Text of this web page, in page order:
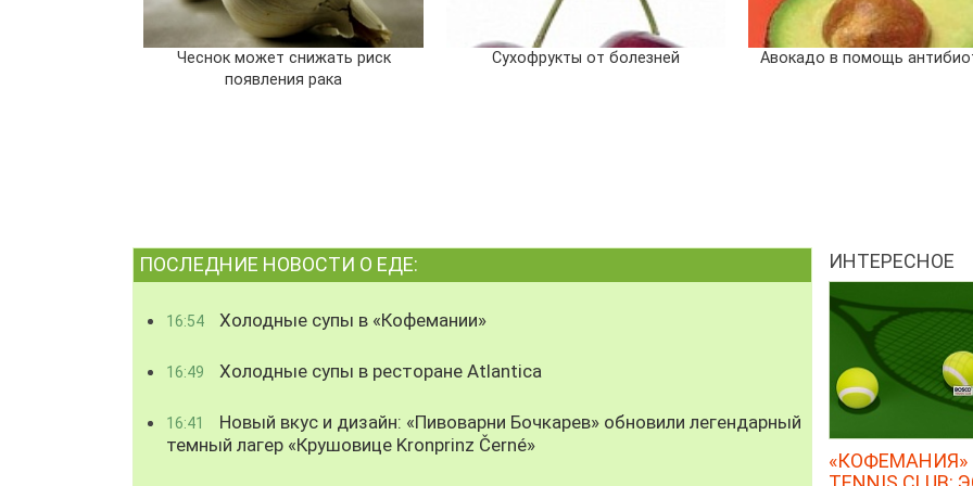
Чеснок может снижать риск
появления рака
Сухофрукты от болезней Авокадо в помощь
ПОСЛЕДНИЕ НОВОСТИ О ЕДЕ:
16:54 Холодные супы в «Кофемании»
16:49 Холодные супы в ресторане Atlantica
16:41
Новый вкус и дизайн: «Пивоварни Бочкарев» обновили легендарный
темный лагер «Крушовице Kronprinz Černé»
ИНТЕРЕСНОЕ
«КОФЕМАНИЯ»